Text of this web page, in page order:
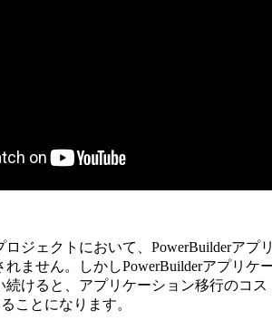
ロジェクトにおいて、PowerBuilderアプ
ません。しかしPowerBuilderアプリケ
続けると、アプリケーション移行のコ
ことになります。